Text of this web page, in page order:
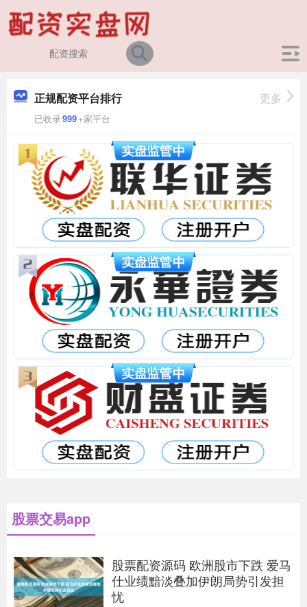
正规配资平台排行
已收录999+家平台
更多
股票交易app
股票配资源码 欧洲股市下跌 爱马
仕业绩黯淡叠加伊朗局势引发担
忧